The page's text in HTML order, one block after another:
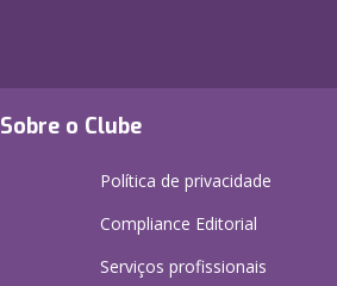
Sobre o Clube
Política de privacidade
Compliance Editorial
Serviços profissionais